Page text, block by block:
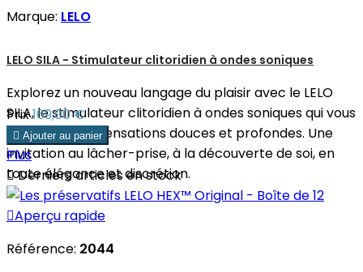
Marque: LELO
LELO SILA - Stimulateur clitoridien à ondes soniques
Explorez un nouveau langage du plaisir avec le LELO
SILA, le stimulateur clitoridien à ondes soniques qui vous
enveloppe de sensations douces et profondes. Une
invitation au lâcher-prise, à la découverte de soi, en
toute élégance et discrétion.
Prix169,00 €
 Ajouter au panier
Plus
Derniers articles en stock
Aperçu rapide
Référence: 2044